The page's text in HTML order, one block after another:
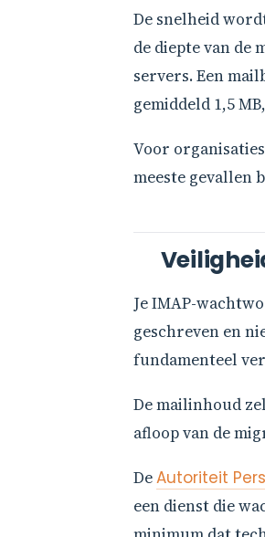
De snelheid
de diepte van de
servers. Een
gemiddeld 1,5
Voor
meeste gevallen
Je IMAP-
geschreven en
fundamenteel
De mailinhoud
afloop van de
DeAutoriteit
een dienst die